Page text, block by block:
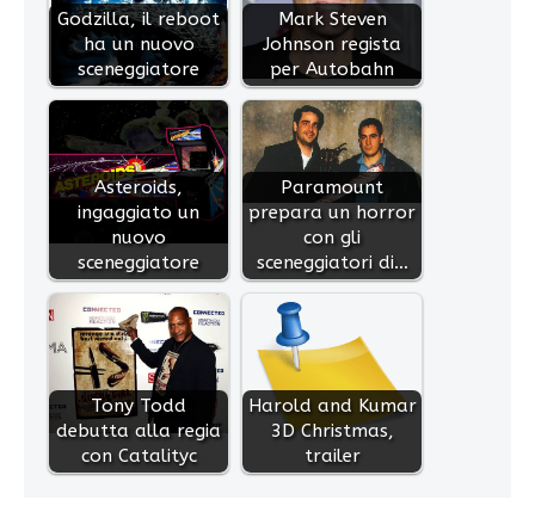
Godzilla, il reboot
ha un nuovo
sceneggiatore
Mark Steven
Johnson regista
per Autobahn
Asteroids,
ingaggiato un
nuovo
sceneggiatore
Paramount
prepara un horror
con gli
sceneggiatori di…
Tony Todd
debutta alla regia
con Catalityc
Harold and Kumar
3D Christmas,
trailer